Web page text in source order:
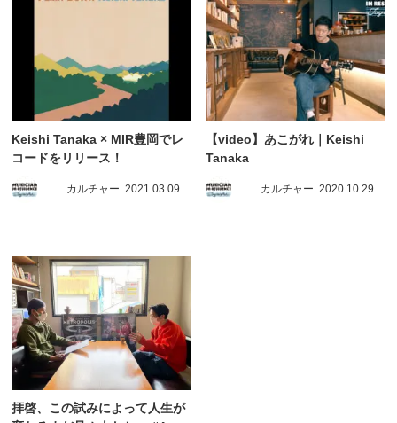
Keishi Tanaka × MIR豊岡でレ
コードをリリース！
カルチャー 2021.03.09
【video】あこがれ｜Keishi
Tanaka
カルチャー 2020.10.29
拝啓、この試みによって人生が